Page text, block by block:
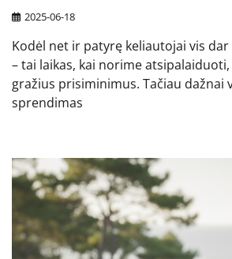
2025-06-18
Kodėl net ir patyrę keliautojai vis dar
– tai laikas, kai norime
gražius prisiminimus. Tačiau dažnai
sprendimas